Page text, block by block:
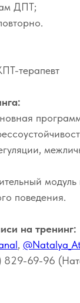
ДПТ;
терапевт
поведения.
на тренинг:
,
829-69-96